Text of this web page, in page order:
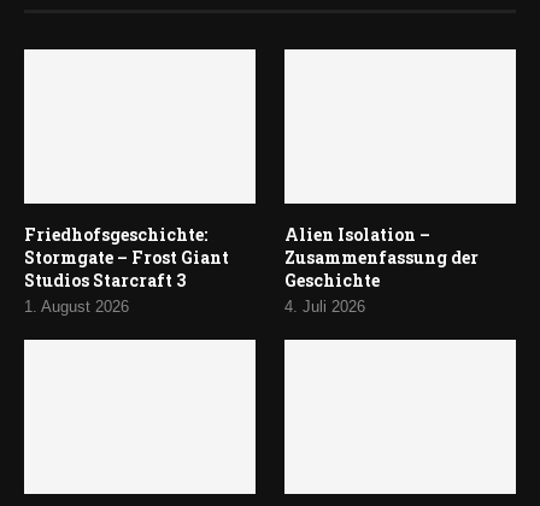
Friedhofsgeschichte:
Stormgate – Frost Giant
Studios Starcraft 3
1. August 2026
Alien Isolation –
Zusammenfassung der
Geschichte
4. Juli 2026